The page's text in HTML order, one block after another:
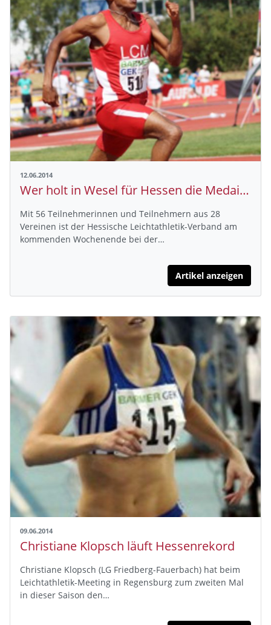
12.06.2014
Wer holt in Wesel für Hessen die Medaillen?
Mit 56 Teilnehmerinnen und Teilnehmern aus 28
Vereinen ist der Hessische Leichtathletik-Verband am
kommenden Wochenende bei der…
Artikel anzeigen
09.06.2014
Christiane Klopsch läuft Hessenrekord
Christiane Klopsch (LG Friedberg-Fauerbach) hat beim
Leichtathletik-Meeting in Regensburg zum zweiten Mal
in dieser Saison den…